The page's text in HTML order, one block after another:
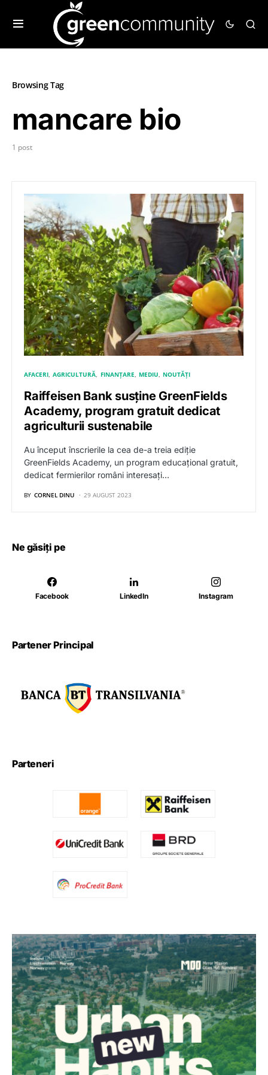
Browsing Tag
mancare bio
1 post
AFACERI AGRICULTURĂ FINANȚARE MEDIU NOUTĂȚI
Raiffeisen Bank susține GreenFields
Academy, program gratuit dedicat
agriculturii sustenabile
Au început înscrierile la cea de-a treia ediție
GreenFields Academy, un program educațional gratuit,
dedicat fermierilor români interesați…
BY CORNEL DINU 29 AUGUST 2023
Ne găsiți pe
Facebook LinkedIn Instagram
Partener Principal
Parteneri